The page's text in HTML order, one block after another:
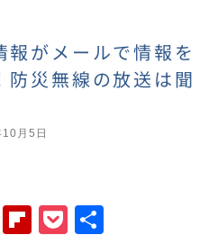
がメールで情報を
防災無線の放送は聞
月5日
E F P